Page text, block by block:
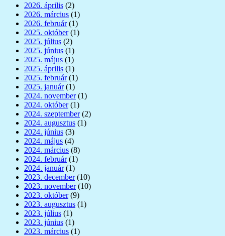
2026. április (2)
2026. március (1)
2026. február(1)
2025. október(1)
2025. július (2)
2025. június (1)
2025. május (1)
2025. április (1)
2025. február(1)
2025. január(1)
2024. november(1)
2024. október(1)
2024. szeptember(2)
2024. augusztus (1)
2024. június (3)
2024. május (4)
2024. március (8)
2024. február(1)
2024. január(1)
2023. december(10)
2023. november(10)
2023. október(9)
2023. augusztus (1)
2023. július (1)
2023. június (1)
2023. március (1)